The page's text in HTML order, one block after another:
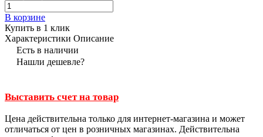
В корзине
Купить в 1 клик
Характеристики Описание
Есть в наличии
Нашли дешевле?
Выставить счет на товар
Цена действительна только для интернет-магазина и может
отличаться от цен в розничных магазинах. Действительна